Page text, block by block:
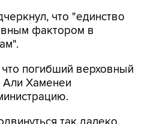
погибший верховный
так далеко,